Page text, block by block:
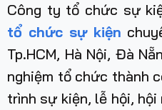
Công ty tổ chức sự
tổ chức sự kiện
Tp.HCM, Hà Nội, Đà
nghiệm tổ chức thành
trình sự kiện, lễ hội,